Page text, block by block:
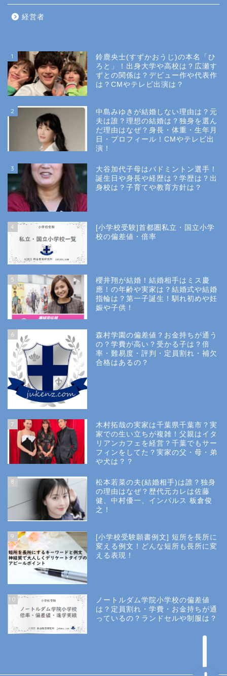
経営者
1
鈴鹿央士(すずかおうじ)の本名「ひ
ろと」！出身大学や高校は？広瀬す
ずとの関係は？デビュー作や代表作
は？CMやテレビ出演は？
2
中島みゆきが結婚しない理由は？元
夫は誰？理想の結婚は？独身を選ん
だ理由はなぜ？身長・体重・生年月
日・プロフィール！CMやテレビ出
演！
3
大谷加代子母はバドミントン選手！
誕生日や身長や経歴は？学歴は？出
身校は？子育てや教育方針は？
4
[小学校受験]首都圏私立・国立小学
校の偏差値・倍率
5
櫻井翔が結婚！結婚相手はミス慶
應！の年齢や実家は？結婚式や結婚
指輪は？第一子誕生！馴れ初めや妊
娠や子供！
6
森村学園の偏差値？お金持ちが通う
の？学費が高い？受かる子は？倍
率・難易度・評判・定員割れ・補欠
合格はあるの？
7
木村拓哉の実家は千葉県千葉市？実
家での生い立ちが複雑！父親はイタ
リアンカフェを経営？千葉でもサー
フィンをしてた？実家の父・母・弟
や犬は？？
8
松本若菜の夫(結婚相手)は誰？独身
の理由はなぜ？歴代元カレは佐藤
健、中村優一、インパルス 板倉俊
之！
9
[小学校受験願書例文] 短所を長所に
変える例文！どんな短所も長所に変
える表現！
10
ノートルダム学院小学校の偏差値
は？定員割れ・学費・お金持ちが通
っているの？ランドセルや制服は？
Privacy Policy
小学校受験
所長コラム
説明会や面接の服装